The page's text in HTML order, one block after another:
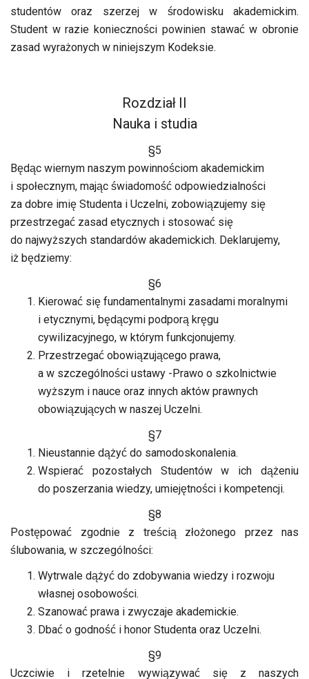
studentów oraz szerzej w środowisku akademickim.
Student w razie konieczności powinien stawać w obronie
zasad wyrażonych w niniejszym Kodeksie.
Rozdział II
Nauka i studia
§5
Będąc wiernym naszym powinnościom akademickim
i społecznym, mając świadomość odpowiedzialności
za dobre imię Studenta i Uczelni, zobowiązujemy się
przestrzegać zasad etycznych i stosować się
do najwyższych standardów akademickich. Deklarujemy,
iż będziemy:
§6
Kierować się fundamentalnymi zasadami moralnymi
i etycznymi, będącymi podporą kręgu
cywilizacyjnego, w którym funkcjonujemy.
Przestrzegać obowiązującego prawa,
a w szczególności ustawy -Prawo o szkolnictwie
wyższym i nauce oraz innych aktów prawnych
obowiązujących w naszej Uczelni.
§7
Nieustannie dążyć do samodoskonalenia.
Wspierać pozostałych Studentów w ich dążeniu
do poszerzania wiedzy, umiejętności i kompetencji.
§8
Postępować zgodnie z treścią złożonego przez nas
ślubowania, w szczególności:
Wytrwale dążyć do zdobywania wiedzy i rozwoju
własnej osobowości.
Szanować prawa i zwyczaje akademickie.
Dbać o godność i honor Studenta oraz Uczelni.
§9
Uczciwie i rzetelnie wywiązywać się z naszych